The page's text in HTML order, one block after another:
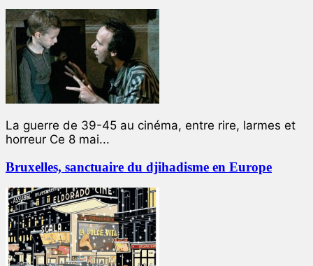
La guerre de 39-45 au cinéma, entre rire, larmes et
horreur Ce 8 mai...
Bruxelles, sanctuaire du djihadisme en Europe